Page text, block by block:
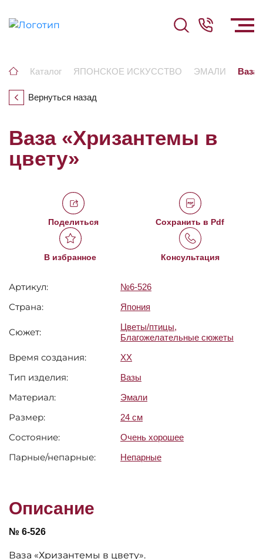
Каталог ЯПОНСКОЕ ИСКУССТВО ЭМАЛИ Ваза
Вернуться назад
Ваза «Хризантемы в
цвету»
Поделиться Сохранить в Pdf
В избранное Консультация
Артикул: №6-526
Страна: Япония
Сюжет: Цветы/птицы,
Благожелательные сюжеты
Время создания: XX
Тип изделия: Вазы
Материал: Эмали
Размер: 24 см
Состояние: Очень хорошее
Парные/непарные: Непарные
Описание
№ 6-526
Ваза «Хризантемы в цвету».